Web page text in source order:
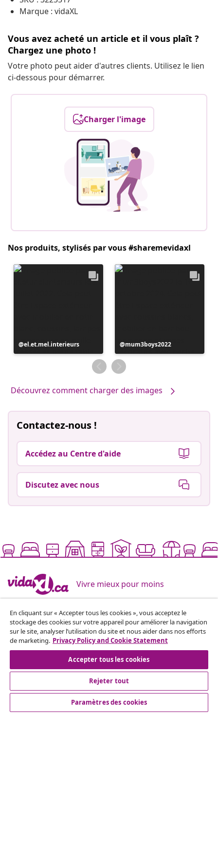
Marque : vidaXL
Vous avez acheté un article et il vous plaît ?
Chargez une photo !
Votre photo peut aider d'autres clients. Utilisez le lien
ci-dessous pour démarrer.
Charger l'image
Nos produits, stylisés par vous #sharemevidaxl
Publication
publiée
el.et.mel.interieurs
Publication
publiée
par
mum3boys2022
Découvrez comment charger des images
Contactez-nous !
Accédez au Centre d'aide
Discutez avec nous
Vivre mieux pour moins
Modes de paiement pris en charge
Inscrivez-vous à notre newsletter
Rejoignez plus de 700 000 acheteurs qui reçoivent les
offres hebdomadaires, les promotions saisonnières et
les nouveautés de vidaXL.
En cliquant sur « Accepter tous les cookies », vous acceptez le
stockage des cookies sur votre appareil pour améliorer la navigation
sur le site, analyser l’utilisation du site et nous aider dans nos efforts
de marketing. Privacy Policy and Cookie Statement
Accepter tous les cookies
Rejeter tout
Paramètres des cookies